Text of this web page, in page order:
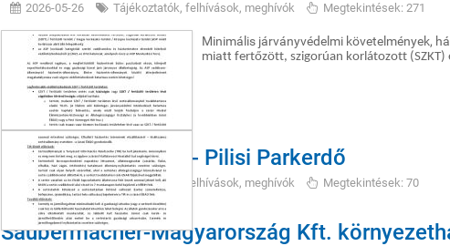
2026-05-26 Tájékoztatók, felhívások, meghívók Megtekintések: 271
Minimális járványvédelmi követelmények,
miatt fertőzött, szigorúan korlátozott
Vadkár hirdetmény - Pilisi Parkerdő
2026-05-22 Tájékoztatók, felhívások, meghívók Megtekintések: 70
Saubermacher-Magyarország Kft.